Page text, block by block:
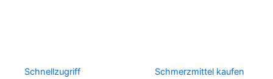
Schnellzugriff Schmerzmittel kaufen